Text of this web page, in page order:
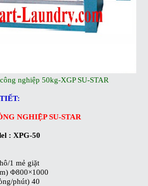
nghiệp 50kg-XGP SU-STAR
NGHIỆP SU-STAR
: XPG-50
1 mẻ giặt
Φ800×1000
phút) 40